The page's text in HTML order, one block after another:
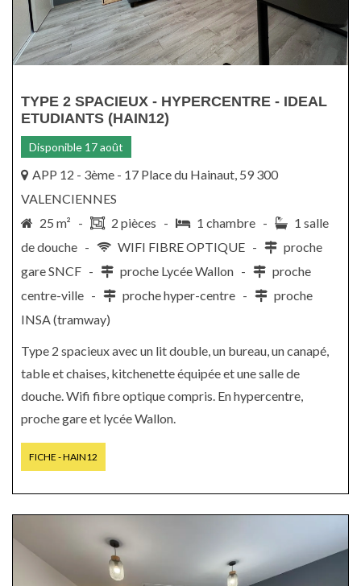
TYPE 2 SPACIEUX - HYPERCENTRE - IDEAL
ETUDIANTS (HAIN12)
Disponible 17 août
APP 12 - 3ème - 17 Place du Hainaut, 59 300
VALENCIENNES
25 m² -
2 pièces - 1 chambre -
1 salle
de douche -
WIFI FIBRE OPTIQUE -
proche
gare SNCF -
proche Lycée Wallon -
proche
centre-ville -
proche hyper-centre -
proche
INSA (tramway)
Type 2 spacieux avec un lit double, un bureau, un canapé,
table et chaises, kitchenette équipée et une salle de
douche. Wifi fibre optique compris. En hypercentre,
proche gare et lycée Wallon.
FICHE - HAIN12